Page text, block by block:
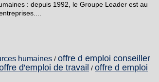
: depuis 1992, le Groupe Leader est au
humaines / offre d emploi conseiller
d'emploi de travail / offre d emploi